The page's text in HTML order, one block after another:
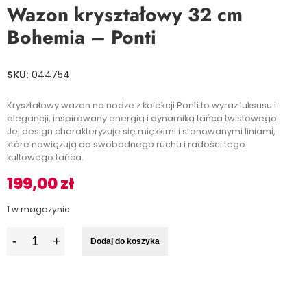
Wazon kryształowy 32 cm
Bohemia – Ponti
SKU: 044754
Kryształowy wazon na nodze z kolekcji Ponti to wyraz luksusu i
elegancji, inspirowany energią i dynamiką tańca twistowego.
Jej design charakteryzuje się miękkimi i stonowanymi liniami,
które nawiązują do swobodnego ruchu i radości tego
kultowego tańca.
199,00zł
1 w magazynie
Dodaj do koszyka